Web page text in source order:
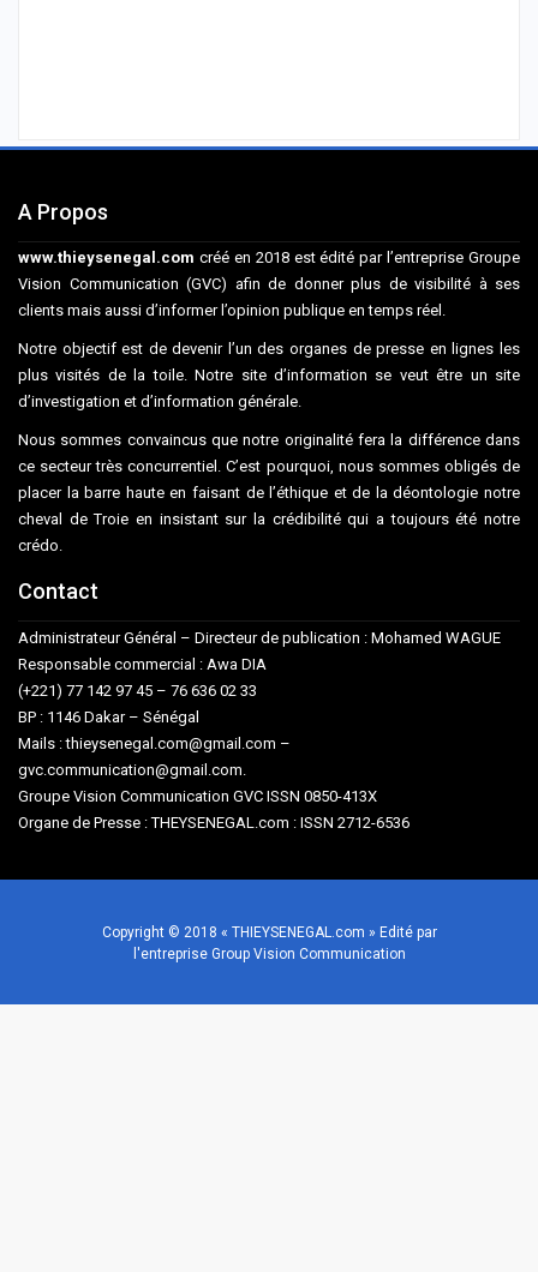
A Propos
www.thieysenegal.com créé en 2018 est édité par l’entreprise Groupe
Vision Communication (GVC) afin de donner plus de visibilité à ses
clients mais aussi d’informer l’opinion publique en temps réel.
Notre objectif est de devenir l’un des organes de presse en lignes les
plus visités de la toile. Notre site d’information se veut être un site
d’investigation et d’information générale.
Nous sommes convaincus que notre originalité fera la différence dans
ce secteur très concurrentiel. C’est pourquoi, nous sommes obligés de
placer la barre haute en faisant de l’éthique et de la déontologie notre
cheval de Troie en insistant sur la crédibilité qui a toujours été notre
crédo.
Contact
Administrateur Général – Directeur de publication : Mohamed WAGUE
Responsable commercial : Awa DIA
(+221) 77 142 97 45 – 76 636 02 33
BP : 1146 Dakar – Sénégal
Mails : thieysenegal.com@gmail.com –
gvc.communication@gmail.com.
Groupe Vision Communication GVC ISSN 0850-413X
Organe de Presse : THEYSENEGAL.com : ISSN 2712-6536
Copyright © 2018 « THIEYSENEGAL.com » Edité par
l'entreprise Group Vision Communication